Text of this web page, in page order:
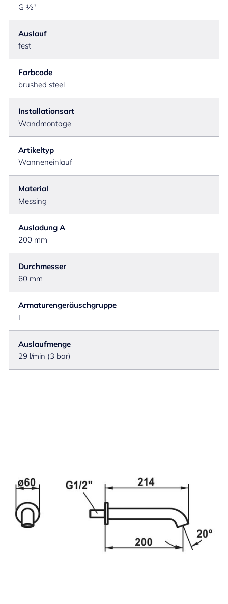
G ½"
Auslauf
fest
Farbcode
brushed steel
Installationsart
Wandmontage
Artikeltyp
Wanneneinlauf
Material
Messing
Ausladung A
200 mm
Durchmesser
60 mm
Armaturengeräuschgruppe
I
Auslaufmenge
29 l/min (3 bar)